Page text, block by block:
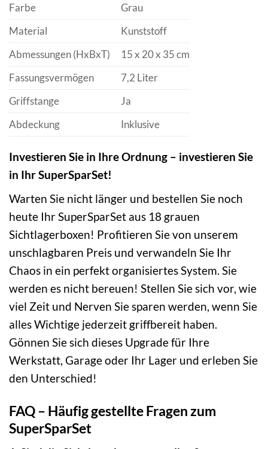
Farbe
Grau
Material
Kunststoff
Abmessungen (HxBxT)
15 x 20 x 35 cm
Fassungsvermögen
7,2 Liter
Griffstange
Ja
Abdeckung
Inklusive
Investieren Sie in Ihre Ordnung – investieren Sie
in Ihr SuperSparSet!
Warten Sie nicht länger und bestellen Sie noch
heute Ihr SuperSparSet aus 18 grauen
Sichtlagerboxen! Profitieren Sie von unserem
unschlagbaren Preis und verwandeln Sie Ihr
Chaos in ein perfekt organisiertes System. Sie
werden es nicht bereuen! Stellen Sie sich vor, wie
viel Zeit und Nerven Sie sparen werden, wenn Sie
alles Wichtige jederzeit griffbereit haben.
Gönnen Sie sich dieses Upgrade für Ihre
Werkstatt, Garage oder Ihr Lager und erleben Sie
den Unterschied!
FAQ – Häufig gestellte Fragen zum
SuperSparSet